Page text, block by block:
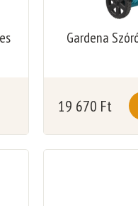
Gardena
19 670 Ft